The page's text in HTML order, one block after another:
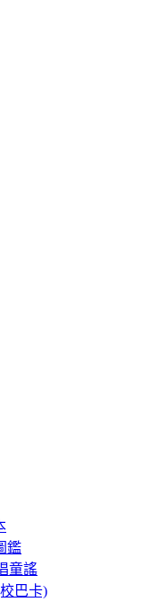
鑑
童謠
巴卡)